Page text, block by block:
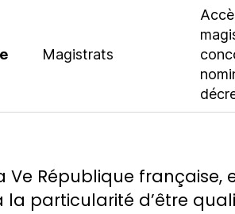
Magistrats
Ve République
la particularité d’être